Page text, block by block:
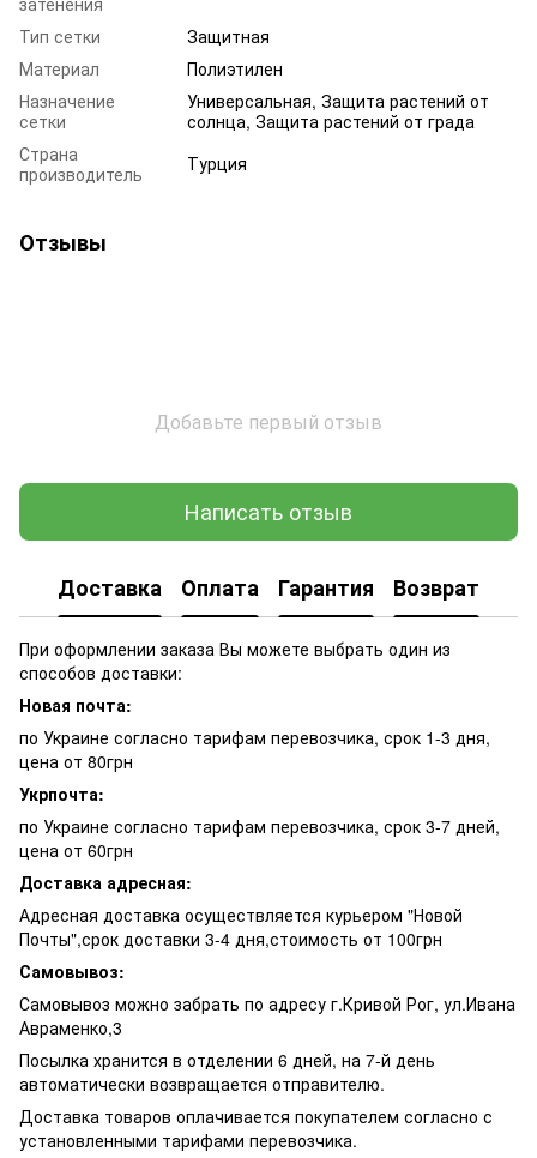
Тип сетки
Защитная
Материал
Полиэтилен
Назначение
сетки
Универсальная, Защита растений от
солнца, Защита растений от града
Страна
производитель
Турция
Отзывы
Добавьте первый отзыв
Написать отзыв
Доставка Оплата Гарантия Возврат
При оформлении заказа Вы можете выбрать один из
способов доставки:
Новая почта:
по Украине согласно тарифам перевозчика, срок 1-3 дня,
цена от 80грн
Укрпочта:
по Украине согласно тарифам перевозчика, срок 3-7 дней,
цена от 60грн
Доставка адресная:
Адресная доставка осуществляется курьером "Новой
Почты",срок доставки 3-4 дня,стоимость от 100грн
Самовывоз:
Самовывоз можно забрать по адресу г.Кривой Рог, ул.Ивана
Авраменко,3
Посылка хранится в отделении 6 дней, на 7-й день
автоматически возвращается отправителю.
Доставка товаров оплачивается покупателем согласно с
установленными тарифами перевозчика.